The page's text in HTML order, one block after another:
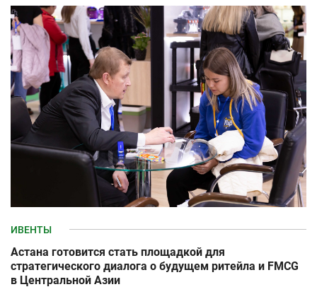
ИВЕНТЫ
Астана готовится стать площадкой для
стратегического диалога о будущем ритейла и FMCG
в Центральной Азии